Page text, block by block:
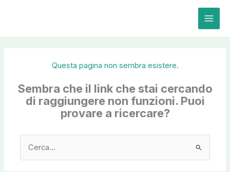
Questa pagina non sembra esistere.
Sembra che il link che stai cercando
di raggiungere non funzioni. Puoi
provare a ricercare?
Cerca: